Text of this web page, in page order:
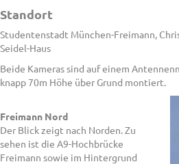
Standort
Studentenstadt München-Freimann,
Seidel-Haus
Beide Kameras sind auf einem
knapp 70m Höhe über Grund montiert.
Freimann Nord
Der Blick zeigt nach Norden. Zu
sehen ist die A9-Hochbrücke
Freimann sowie im Hintergrund